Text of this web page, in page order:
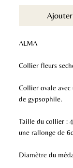
ALMA
Collier fleurs
Collier ovale
de gypsophile.
Taille du collier :
une rallonge de
Diamètre du